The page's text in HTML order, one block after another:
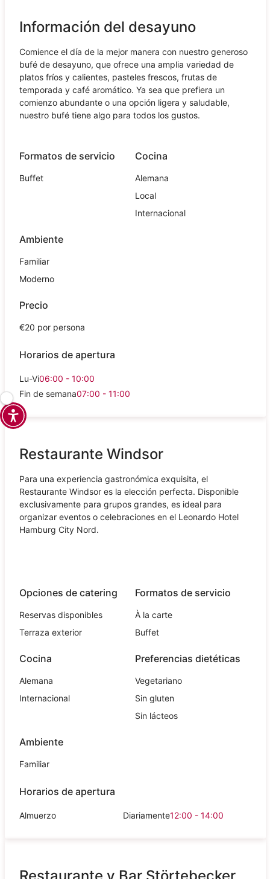
Información del desayuno
Comience el día de la mejor manera con nuestro generoso
bufé de desayuno, que ofrece una amplia variedad de
platos fríos y calientes, pasteles frescos, frutas de
temporada y café aromático. Ya sea que prefiera un
comienzo abundante o una opción ligera y saludable,
nuestro bufé tiene algo para todos los gustos.
Formatos de servicio
Buffet
Cocina
Alemana
Local
Internacional
Ambiente
Familiar
Moderno
Precio
€20 por persona
Horarios de apertura
Lu-Vi06:00 - 10:00
Fin de semana07:00 - 11:00
Restaurante Windsor
Para una experiencia gastronómica exquisita, el
Restaurante Windsor es la elección perfecta. Disponible
exclusivamente para grupos grandes, es ideal para
organizar eventos o celebraciones en el Leonardo Hotel
Hamburg City Nord.
Opciones de catering
Reservas disponibles
Terraza exterior
Formatos de servicio
À la carte
Buffet
Cocina
Alemana
Internacional
Preferencias dietéticas
Vegetariano
Sin gluten
Sin lácteos
Ambiente
Familiar
Horarios de apertura
Almuerzo Diariamente12:00 - 14:00